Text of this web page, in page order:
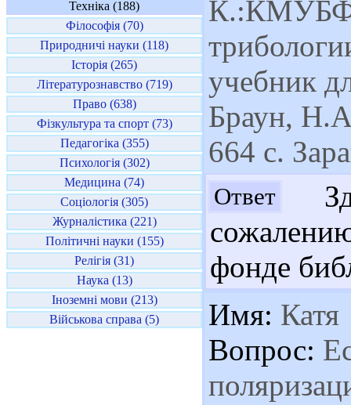
Техніка (188)
Філософія (70)
Природничі науки (118)
Історія (265)
Літературознавство (719)
Право (638)
Фізкультура та спорт (73)
Педагогіка (355)
Психологія (302)
Медицина (74)
Соціологія (305)
Журналістика (221)
Політичні науки (155)
Релігія (31)
Наука (13)
Іноземні мови (213)
Військова справа (5)
учебник
Браун,
664 с.
Ответ
фонде
Имя: Катя
Вопрос: